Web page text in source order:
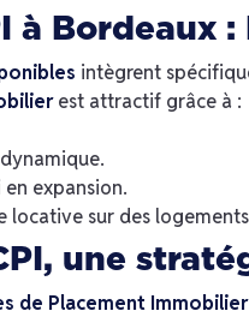
à Bordeaux
intègrent
est attractif grâce à :
en expansion.
locative sur des
une
de Placement Immobilier